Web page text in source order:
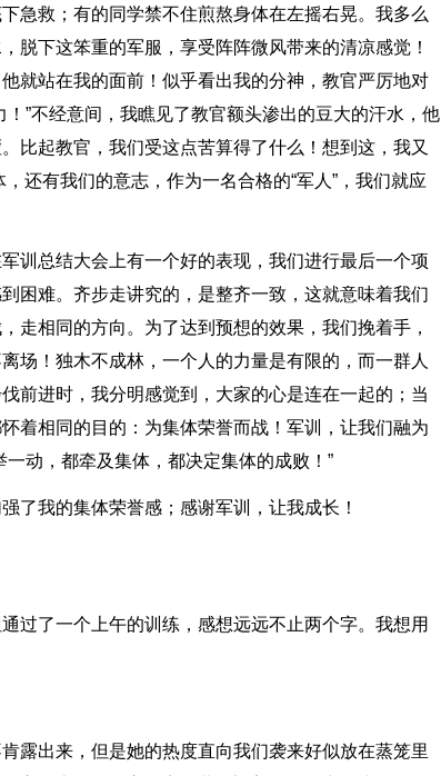
急救；有的同学禁不住煎熬身体在左摇右晃。我多么
脱下这笨重的军服，享受阵阵微风带来的清凉感觉！
就站在我的面前！似乎看出我的分神，教官严厉地对
”不经意间，我瞧见了教官额头渗出的豆大的汗水，他
比起教官，我们受这点苦算得了什么！想到这，我又
还有我们的意志，作为一名合格的“军人”，我们就应
训总结大会上有一个好的表现，我们进行最后一个项
困难。齐步走讲究的，是整齐一致，这就意味着我们
走相同的方向。为了达到预想的效果，我们挽着手，
场！独木不成林，一个人的力量是有限的，而一群人
前进时，我分明感觉到，大家的心是连在一起的；当
着相同的目的：为集体荣誉而战！军训，让我们融为
动，都牵及集体，都决定集体的成败！”
了我的集体荣誉感；感谢军训，让我成长！
过了一个上午的训练，感想远远不止两个字。我想用
露出来，但是她的热度直向我们袭来好似放在蒸笼里